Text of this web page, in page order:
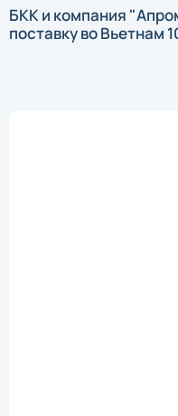
БКК и компания
поставку во Вьетнам